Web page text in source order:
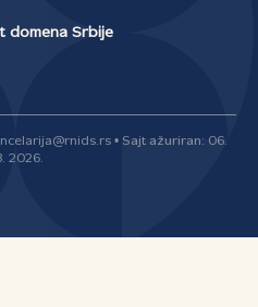
domena Srbije
• Sajt ažuriran: 06.
2026.